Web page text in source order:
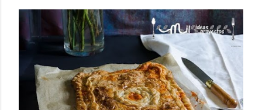
sabroso, con ese toque tostado y crujiente que tanto nos
satisface. Estas alubias crujientes al horno van a cambiar
por completo tu forma de ver las legumbres. Olvídate de
asociar las alubias únicamente a los guisos tradicionales y
copiosos de invierno. Con esta receta simple pero
revolucionaria, transformaremos un ingrediente tan
humilde como la alubia de La Bañeza en un snack ligero,
dorado, cargado de proteína y 100% natural. Es el